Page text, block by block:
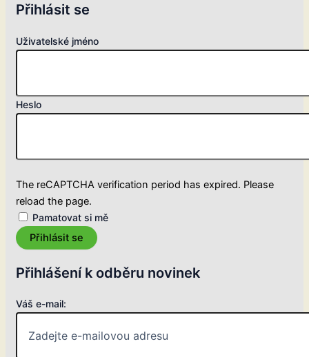
Přihlásit se
Uživatelské jméno
Heslo
The reCAPTCHA verification period has expired. Please
reload the page.
Pamatovat si mě
Přihlásit se
Přihlášení k odběru novinek
Váš e-mail: